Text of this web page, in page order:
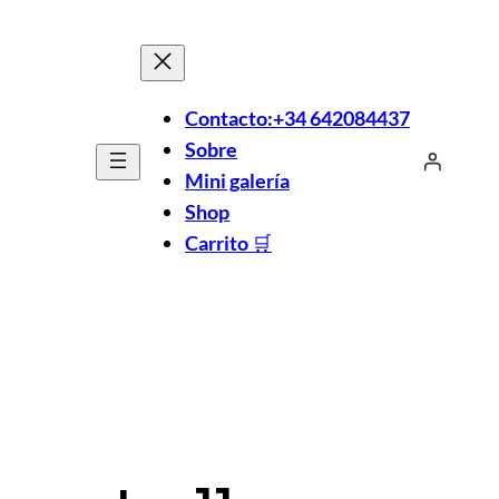
Contacto:+34 642084437
Sobre
Mini galería
Shop
Carrito 🛒